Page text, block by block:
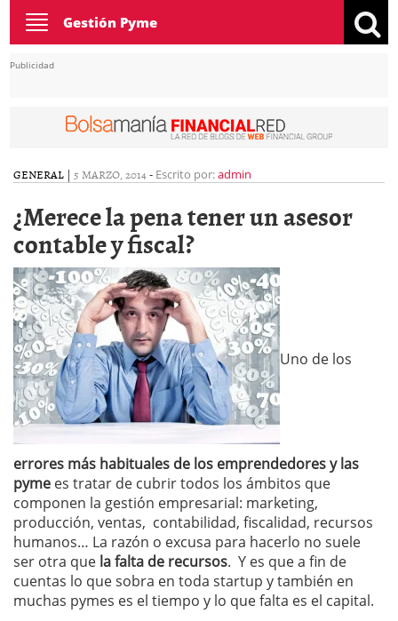
Toggle
navigation
Gestión Pyme
Publicidad
GENERAL | 5 MARZO, 2014- Escrito por:admin
¿Merece la pena tener un asesor
contable y fiscal?
Uno de los
errores más habituales de los emprendedores y las
pyme es tratar de cubrir todos los ámbitos que
componen la gestión empresarial: marketing,
producción, ventas, contabilidad, fiscalidad, recursos
humanos… La razón o excusa para hacerlo no suele
ser otra que la falta de recursos. Y es que a fin de
cuentas lo que sobra en toda startup y también en
muchas pymes es el tiempo y lo que falta es el capital.